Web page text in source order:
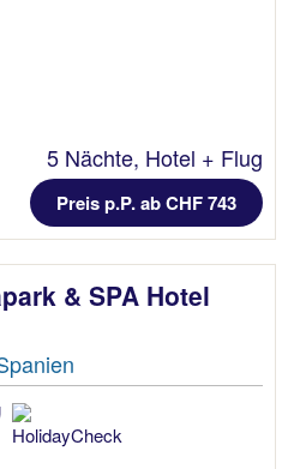
5 Nächte, Hotel + Flug
Preis p.P. ab CHF 743
& SPA Hotel